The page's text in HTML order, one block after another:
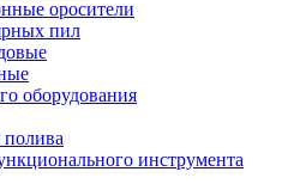
оросители
пил
оборудования
полива
инструмента